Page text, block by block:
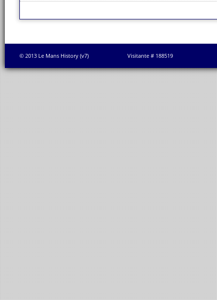
© 2013 Le Mans History (v7) Visitante # 188519